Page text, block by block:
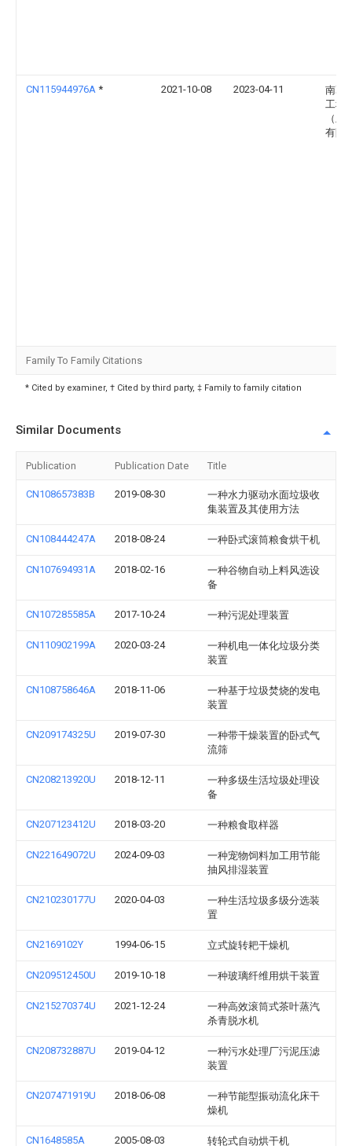
CN115944976A * 2021-10-08 2023-04-11
南乙
工程
（上
有限
Family To Family Citations
* Cited by examiner, † Cited by third party, ‡ Family to family citation
Similar Documents
Publication Publication Date Title
CN108657383B 2019-08-30
一种水力驱动水面垃圾收
集装置及其使用方法
CN108444247A 2018-08-24 一种卧式滚筒粮食烘干机
CN107694931A 2018-02-16
一种谷物自动上料风选设
备
CN107285585A 2017-10-24 一种污泥处理装置
CN110902199A 2020-03-24
一种机电一体化垃圾分类
装置
CN108758646A 2018-11-06
一种基于垃圾焚烧的发电
装置
CN209174325U 2019-07-30
一种带干燥装置的卧式气
流筛
CN208213920U 2018-12-11
一种多级生活垃圾处理设
备
CN207123412U 2018-03-20 一种粮食取样器
CN221649072U 2024-09-03
一种宠物饲料加工用节能
抽风排湿装置
CN210230177U 2020-04-03
一种生活垃圾多级分选装
置
CN2169102Y 1994-06-15 立式旋转耙干燥机
CN209512450U 2019-10-18 一种玻璃纤维用烘干装置
CN215270374U 2021-12-24
一种高效滚筒式茶叶蒸汽
杀青脱水机
CN208732887U 2019-04-12
一种污水处理厂污泥压滤
装置
CN207471919U 2018-06-08
一种节能型振动流化床干
燥机
CN1648585A 2005-08-03 转轮式自动烘干机